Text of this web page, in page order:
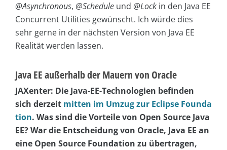
@Asynchronous, @Schedule und @Lock in den Java EE
Concurrent Utilities gewünscht. Ich würde dies
sehr gerne in der nächsten Version von Java EE
Realität werden lassen.
Java EE außerhalb der Mauern von Oracle
JAXenter: Die Java-EE-Technologien befinden
sich derzeit mitten im Umzug zur Eclipse Founda
tion. Was sind die Vorteile von Open Source Java
EE? War die Entscheidung von Oracle, Java EE an
eine Open Source Foundation zu übertragen,